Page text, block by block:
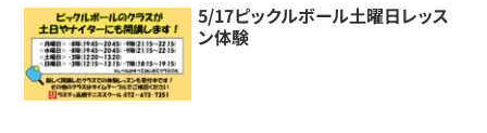
5/17ピックルボール土曜日レッス
ン体験